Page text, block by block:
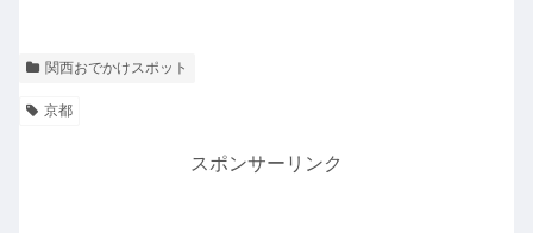
関西おでかけスポット
京都
スポンサーリンク